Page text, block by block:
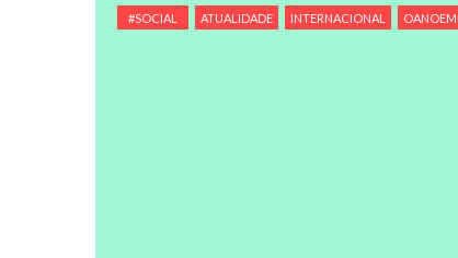
#SOCIAL ATUALIDADE INTERNACIONAL